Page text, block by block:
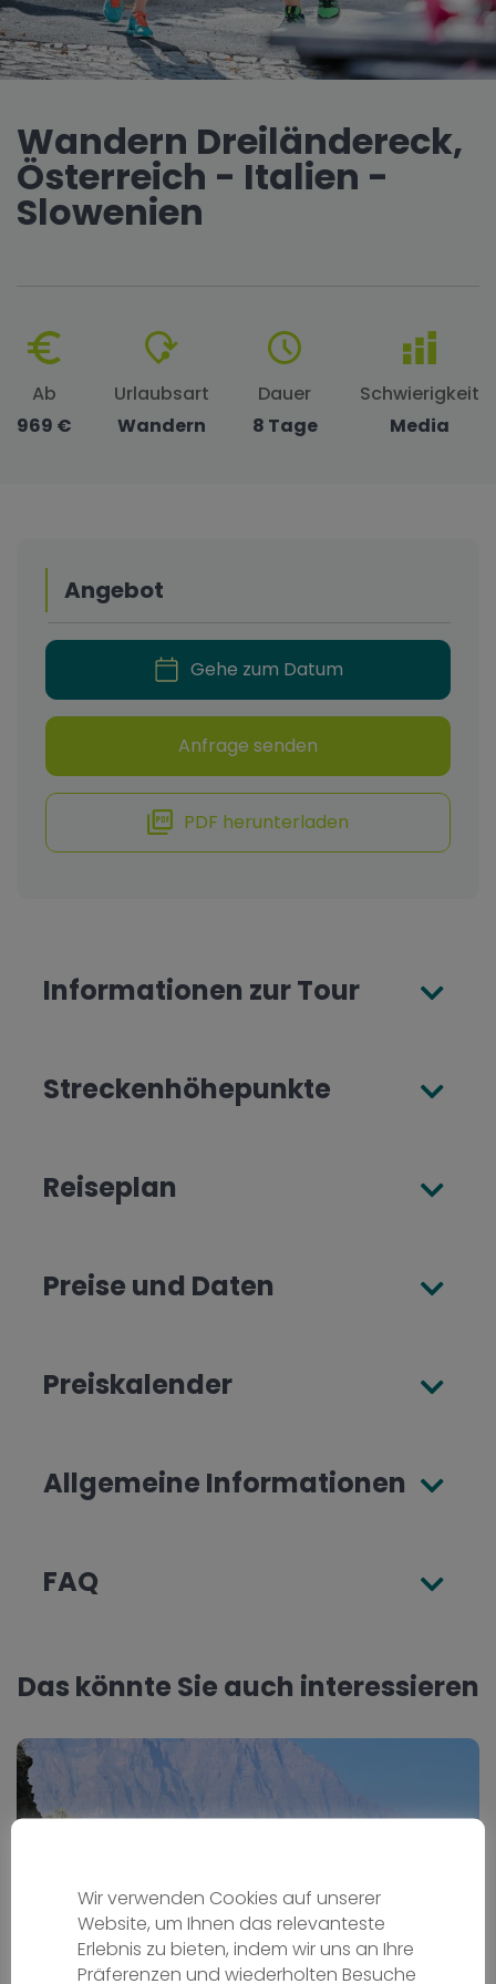
Wandern Dreiländereck,
Österreich - Italien -
Slowenien
Ab
969 €
Urlaubsart
Wandern
Dauer
8 Tage
Schwierigkeit
Media
Informationen zur Tour
Streckenhöhepunkte
Reiseplan
Preise und Daten
Preiskalender
Allgemeine Informationen
FAQ
Das könnte Sie auch interessieren
Angebot
Gehe zum Datum
Anfrage senden
PDF herunterladen
Wir verwenden Cookies auf unserer
Website, um Ihnen das relevanteste
Erlebnis zu bieten, indem wir uns an Ihre
Präferenzen und wiederholten Besuche